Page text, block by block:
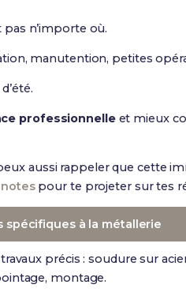
n’importe où.
manutention, petites
professionnelleet mieux
aussi rappeler que cette
pour te projeter sur tes
spécifiques à la métallerie
précis : soudure sur
montage.